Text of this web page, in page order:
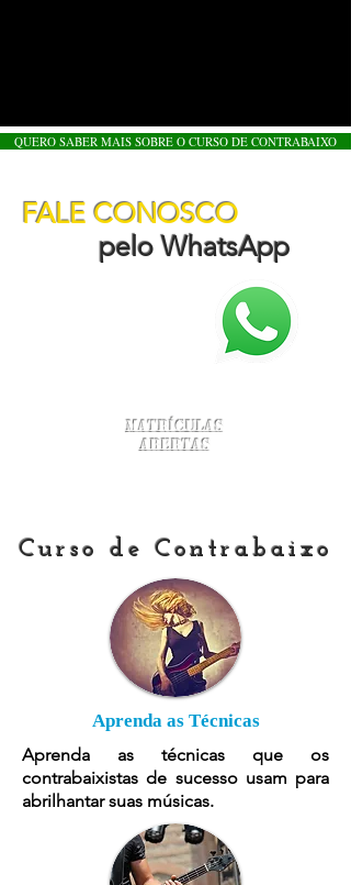
QUERO SABER MAIS SOBRE O CURSO DE CONTRABAIXO
FALE CONOSCO
pelo WhatsApp
Matrículas
Abertas
Curso de Contrabaixo
Aprenda as Técnicas
Aprenda as técnicas que os
contrabaixistas de sucesso usam para
abrilhantar suas músicas.